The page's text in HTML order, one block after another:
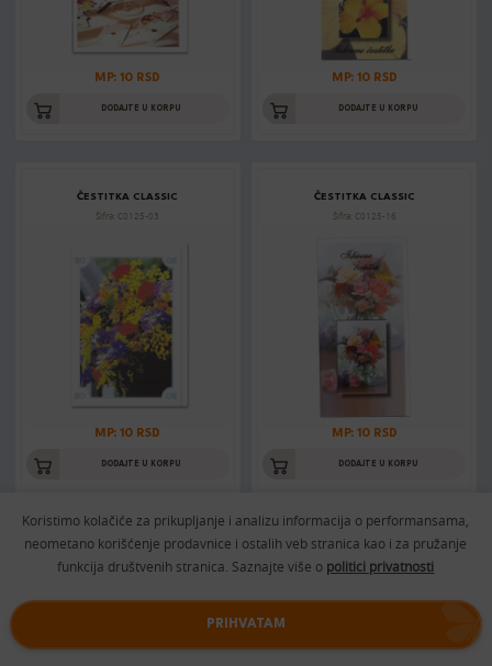
MP: 10 RSD
DODAJTE U KORPU
MP: 10 RSD
DODAJTE U KORPU
ČESTITKA CLASSIC
Šifra: C0125-03
MP: 10 RSD
DODAJTE U KORPU
ČESTITKA CLASSIC
Šifra: C0125-16
MP: 10 RSD
DODAJTE U KORPU
ČESTITKA CLASSIC
Šifra: C0125-11
ČESTITKA CLASSIC
Šifra: C0125-08
Koristimo kolačiće za prikupljanje i analizu informacija o performansama,
neometano korišćenje prodavnice i ostalih veb stranica kao i za pružanje
funkcija društvenih stranica. Saznajte više o politici privatnosti
PRIHVATAM